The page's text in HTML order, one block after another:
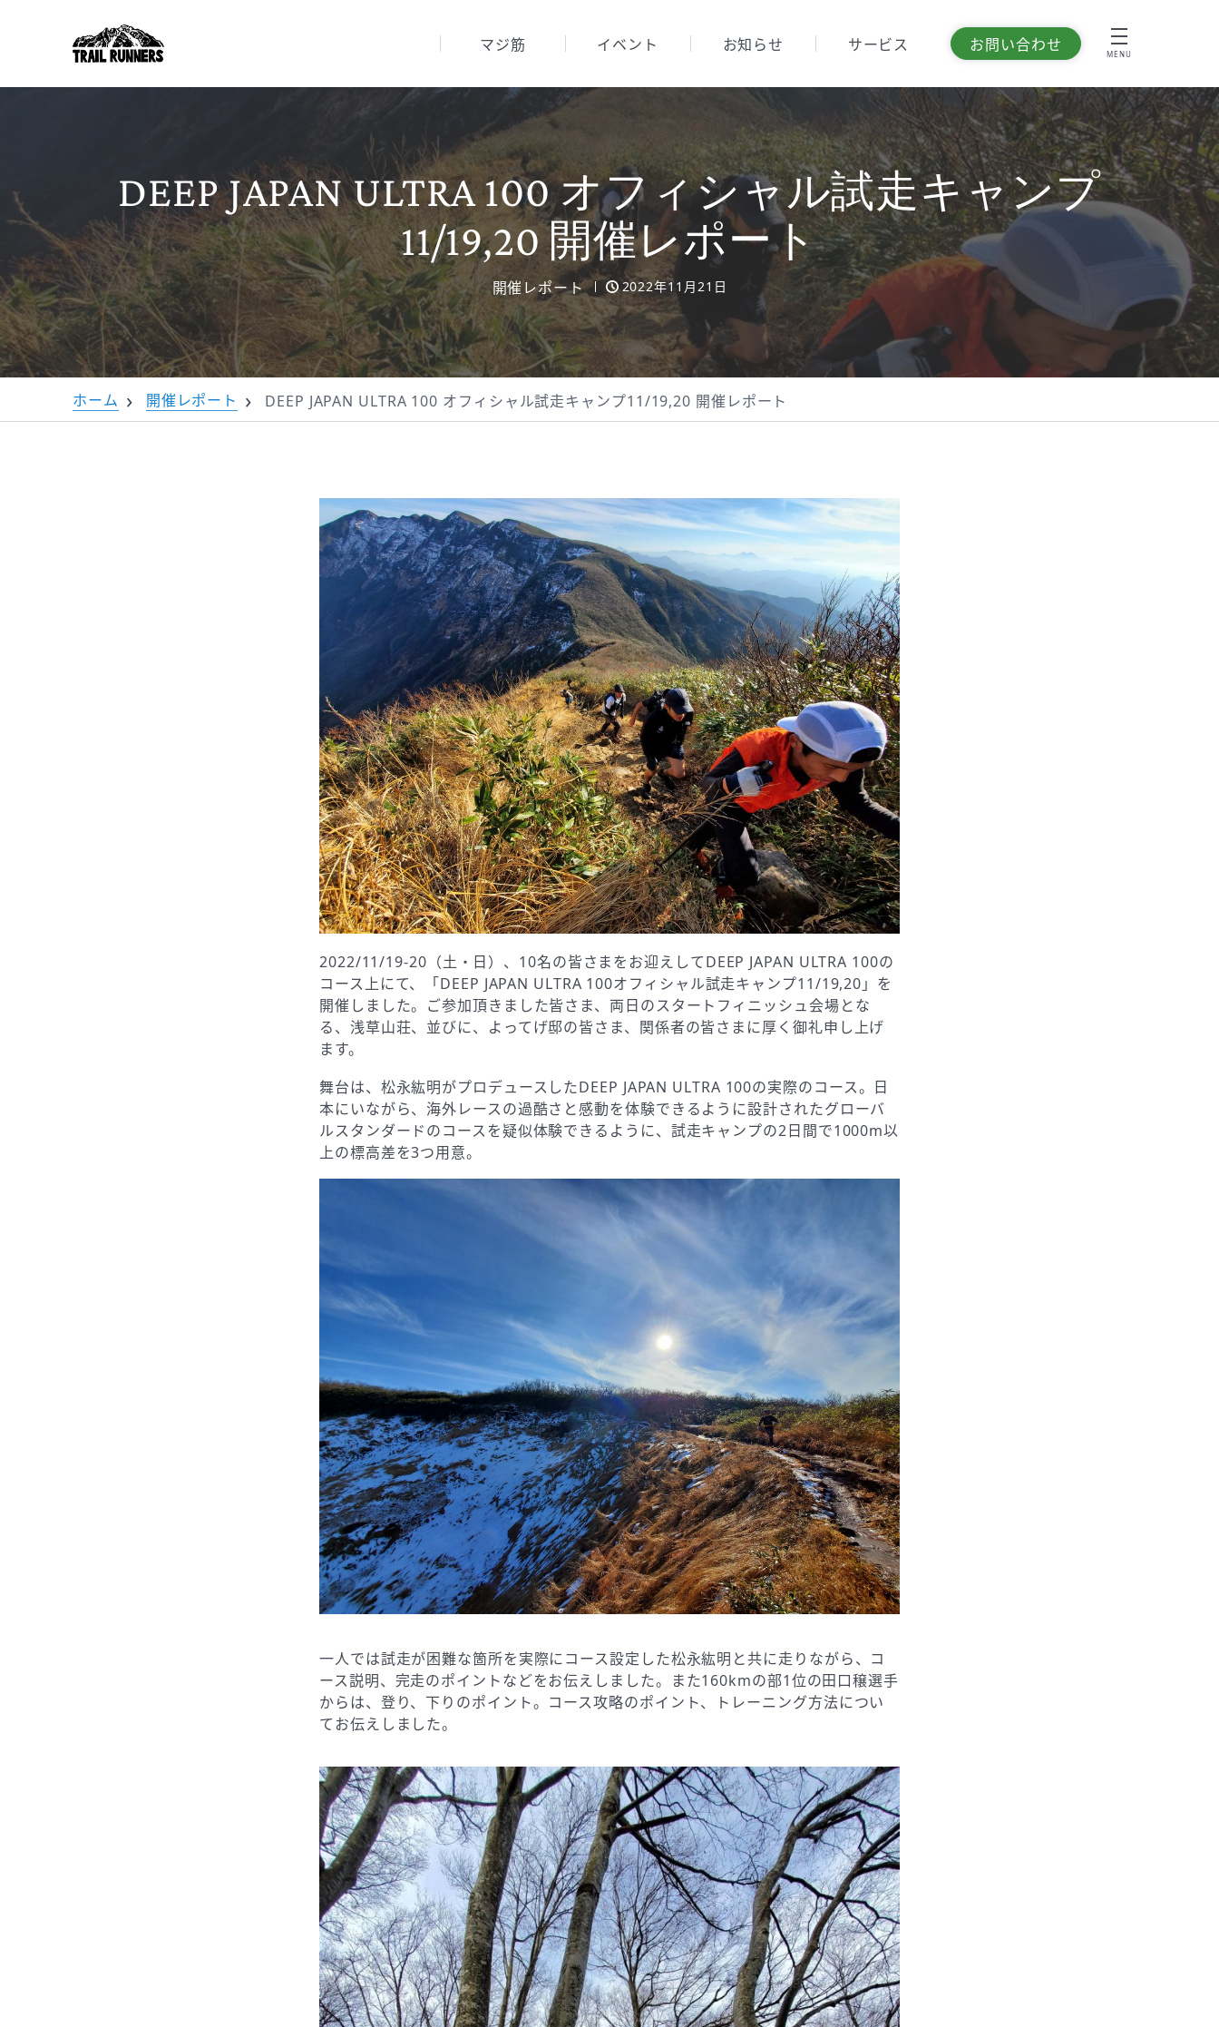
マジ筋 イベント お知らせ サービス お問い合わせ MENU
DEEP JAPAN ULTRA 100 オフィシャル試走キャンプ
11/19,20 開催レポート
開催レポート 2022年11月21日
ホーム 開催レポート DEEP JAPAN ULTRA 100 オフィシャル試走キャンプ11/19,20 開催レポート
2022/11/19-20（土・日）、10名の皆さまをお迎えしてDEEP JAPAN ULTRA 100の
コース上にて、「DEEP JAPAN ULTRA 100オフィシャル試走キャンプ11/19,20」を
開催しました。ご参加頂きました皆さま、両日のスタートフィニッシュ会場とな
る、浅草山荘、並びに、よってげ邸の皆さま、関係者の皆さまに厚く御礼申し上げ
ます。
舞台は、松永紘明がプロデュースしたDEEP JAPAN ULTRA 100の実際のコース。日
本にいながら、海外レースの過酷さと感動を体験できるように設計されたグローバ
ルスタンダードのコースを疑似体験できるように、試走キャンプの2日間で1000m以
上の標高差を3つ用意。
一人では試走が困難な箇所を実際にコース設定した松永紘明と共に走りながら、コ
ース説明、完走のポイントなどをお伝えしました。また160kmの部1位の田口穣選手
からは、登り、下りのポイント。コース攻略のポイント、トレーニング方法につい
てお伝えしました。